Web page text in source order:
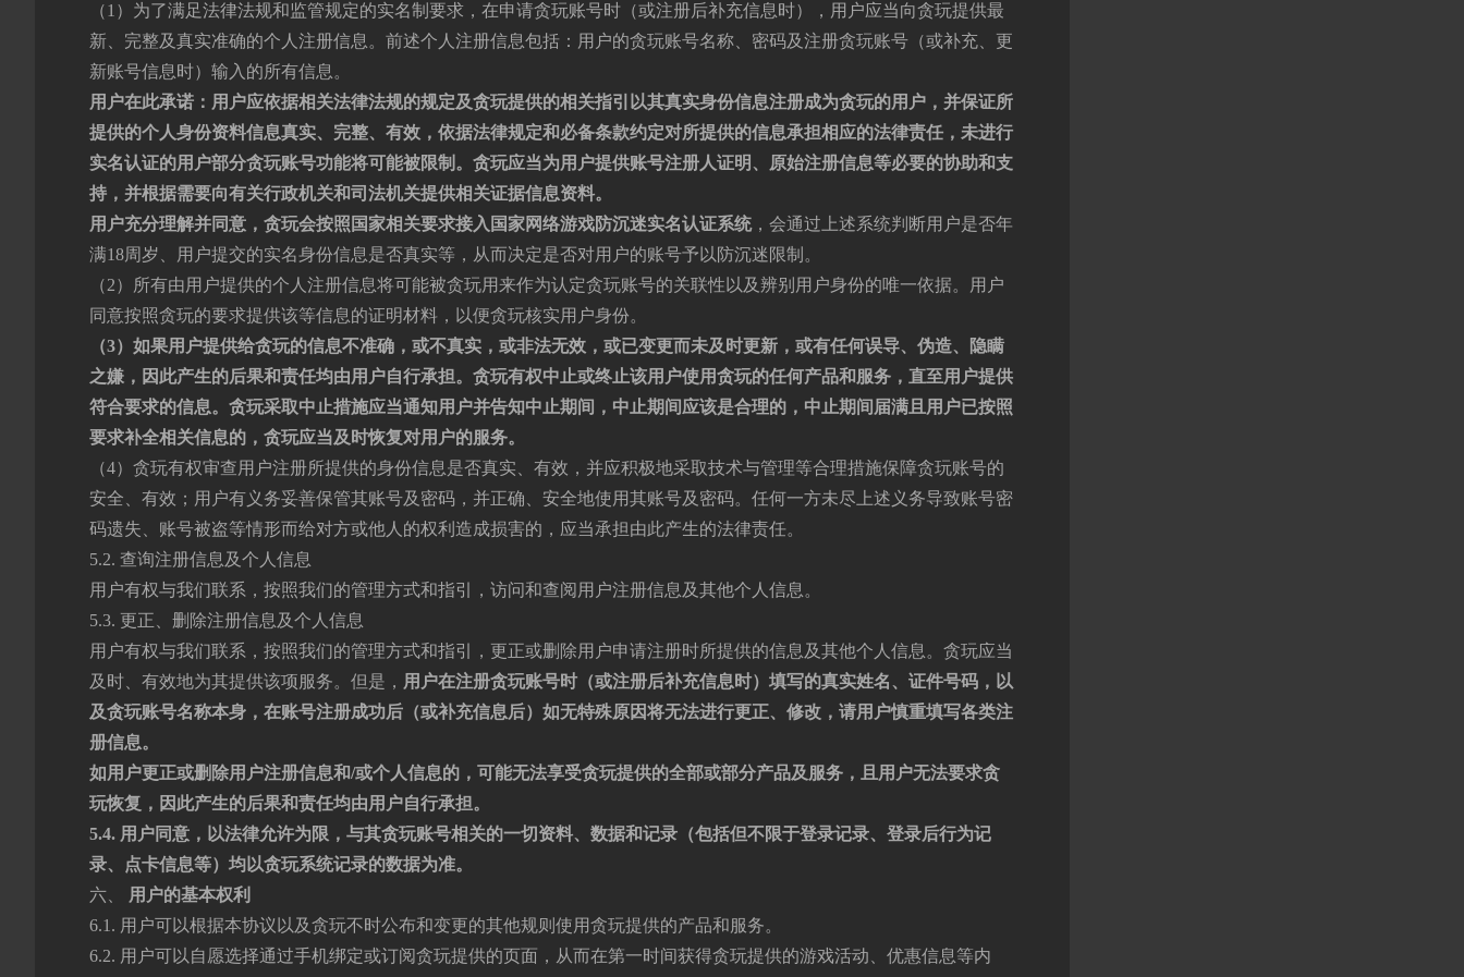
（1）为了满足法律法规和监管规定的实名制要求，在申请贪玩账号时（或注册后补充信息时），用户应当向贪玩提供最
新、完整及真实准确的个人注册信息。前述个人注册信息包括：用户的贪玩账号名称、密码及注册贪玩账号（或补充、更
新账号信息时）输入的所有信息。
用户在此承诺：用户应依据相关法律法规的规定及贪玩提供的相关指引以其真实身份信息注册成为贪玩的用户，并保证所
提供的个人身份资料信息真实、完整、有效，依据法律规定和必备条款约定对所提供的信息承担相应的法律责任，未进行
实名认证的用户部分贪玩账号功能将可能被限制。贪玩应当为用户提供账号注册人证明、原始注册信息等必要的协助和支
持，并根据需要向有关行政机关和司法机关提供相关证据信息资料。
用户充分理解并同意， 贪玩会按照国家相关要求接入国家网络游戏防沉迷实名认证系统，会通过上述系统判断用户是否年
满18周岁、用户提交的实名身份信息是否真实等，从而决定是否对用户的账号予以防沉迷限制。
（2）所有由用户提供的个人注册信息将可能被贪玩用来作为认定贪玩账号的关联性以及辨别用户身份的唯一依据。用户
同意按照贪玩的要求提供该等信息的证明材料，以便贪玩核实用户身份。
（3）如果用户提供给贪玩的信息不准确，或不真实，或非法无效，或已变更而未及时更新，或有任何误导、伪造、隐瞒
之嫌， 因此产生的后果和责任均由用户自行承担。 贪玩有权中止或终止该用户使用贪玩的任何产品和 服务，直至用户提供
符合要求的信息。贪玩采取中止措施应当通知用户并告知中止期间，中止期间应该是合理的，中止期间届满且用户已按照
要求补全相关信息的，贪玩应当及时恢复对用户的服务。
（4）贪玩有权审查用户注册所提供的身份信息是否真实、有效，并应积极地采取技术与管理等合理措施保障贪玩账号的
安全、有效；用户有义务妥善保管其账号及密码，并正确、安全地使用其账号及密码。任何一方未尽上述义务导致账号密
码遗失、账号被盗等情形而给对方或他人的权利造成损害的，应当承担由此产生的法律责任。
5.2. 查询注册信息及个人信息
用户有权与我们联系，按照我们的管理方式和指引，访问和查阅用户注册信息及其他个人信息。
5.3. 更正、删除注册信息及个人信息
用户有权与我们联系，按照我们的管理方式和指引，更正或删除用户申请注册时所提供的信息及其他个人信息。贪玩应当
及时、有效地为其提供该项服务。但是， 用户在注册贪玩账号时（或注册后补充信息时）填写的真实姓名、证件号码，以
及贪玩账号名称本身，在账号注册成功后（或补充信息后）如无特殊原因将无法进行更正、 修改，请用户慎重填写各类注
册信息。
如用户更正或删除用户注册信息和/或个人信息的，可能无法享受贪玩提供的全部或部分产品及服务，且用户无法要求贪
玩恢复，因此产生的后果和责任均由用户自行承担。
5.4. 用户同意， 以法律允许为限， 与其贪玩账号相关的一切资料、数据和记录（包括但不限于登录记录、登录后行为记
录、点卡信息等）均以贪玩系统记录的数据为准。
六、
用户的基本权利
6.1. 用户可以根据本协议以及贪玩不时公布和变更的其他规则使用贪玩提供的产品和服务。
6.2. 用户可以自愿选择通过手机绑定或订阅贪玩提供的页面，从而在第一时间获得贪玩提供的游戏活动、优惠信息等内